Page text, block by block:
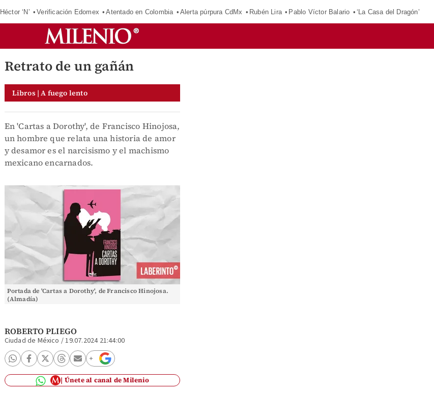
Héctor ‘N’ Verificación Edomex Atentado en Colombia Alerta púrpura CdMx Rubén Lira Pablo Víctor Balario ‘La Casa del Dragón’
Retrato de un gañán
Libros | A fuego lento
En 'Cartas a Dorothy', de Francisco Hinojosa,
un hombre que relata una historia de amor
y desamor es el narcisismo y el machismo
mexicano encarnados.
Portada de 'Cartas a Dorothy', de Francisco Hinojosa.
(Almadía)
ROBERTO PLIEGO
Ciudad de México /19.07.2024 21:44:00
Únete al canal de Milenio